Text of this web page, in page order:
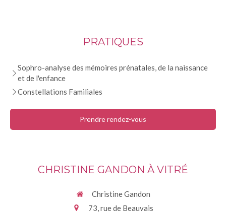
PRATIQUES
Sophro-analyse des mémoires prénatales, de la naissance
et de l'enfance
Constellations Familiales
Prendre rendez-vous
CHRISTINE GANDON À VITRÉ
Christine Gandon
73, rue de Beauvais